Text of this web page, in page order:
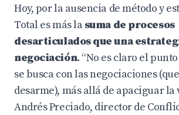
Hoy, por la ausencia de método y
Total es más lasuma de procesos
desarticulados que una
negociación. “No es claro el
se busca con las negociaciones
desarme), más allá de apaciguar la
Andrés Preciado, director de